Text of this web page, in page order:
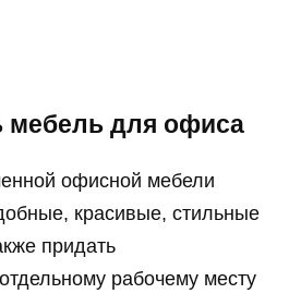
мебель для офиса
офисной мебели
красивые, стильные
придать
рабочему месту